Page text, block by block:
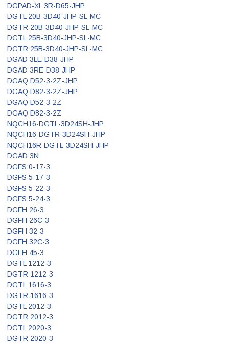
DGPAD-XL 3R-D65-JHP
DGTL 20B-3D40-JHP-SL-MC
DGTR 20B-3D40-JHP-SL-MC
DGTL 25B-3D40-JHP-SL-MC
DGTR 25B-3D40-JHP-SL-MC
DGAD 3LE-D38-JHP
DGAD 3RE-D38-JHP
DGAQ D52-3-2Z-JHP
DGAQ D82-3-2Z-JHP
DGAQ D52-3-2Z
DGAQ D82-3-2Z
NQCH16-DGTL-3D24SH-JHP
NQCH16-DGTR-3D24SH-JHP
NQCH16R-DGTL-3D24SH-JHP
DGAD 3N
DGFS 0-17-3
DGFS 5-17-3
DGFS 5-22-3
DGFS 5-24-3
DGFH 26-3
DGFH 26C-3
DGFH 32-3
DGFH 32C-3
DGFH 45-3
DGTL 1212-3
DGTR 1212-3
DGTL 1616-3
DGTR 1616-3
DGTL 2012-3
DGTR 2012-3
DGTL 2020-3
DGTR 2020-3